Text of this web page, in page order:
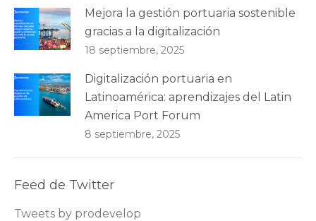
Mejora la gestión portuaria sostenible
gracias a la digitalización
18 septiembre, 2025
Digitalización portuaria en
Latinoamérica: aprendizajes del Latin
America Port Forum
8 septiembre, 2025
Feed de Twitter
Tweets by prodevelop